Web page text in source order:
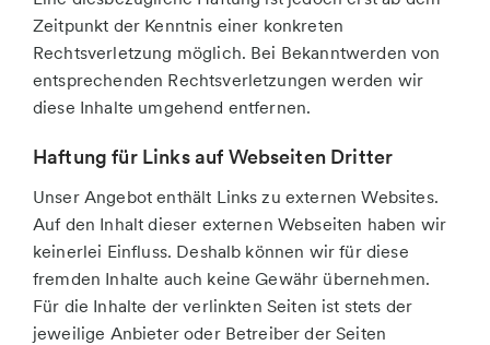
Zeitpunkt der Kenntnis einer konkreten
Rechtsverletzung möglich. Bei Bekanntwerden von
entsprechenden Rechtsverletzungen werden wir
diese Inhalte umgehend entfernen.
Haftung für Links auf Webseiten Dritter
Unser Angebot enthält Links zu externen Websites.
Auf den Inhalt dieser externen Webseiten haben wir
keinerlei Einfluss. Deshalb können wir für diese
fremden Inhalte auch keine Gewähr übernehmen.
Für die Inhalte der verlinkten Seiten ist stets der
jeweilige Anbieter oder Betreiber der Seiten